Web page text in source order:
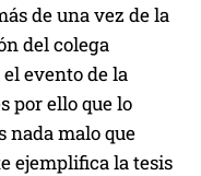
de una vez de la
del colega
evento de la
por ello que lo
nada malo que
ejemplifica la tesis